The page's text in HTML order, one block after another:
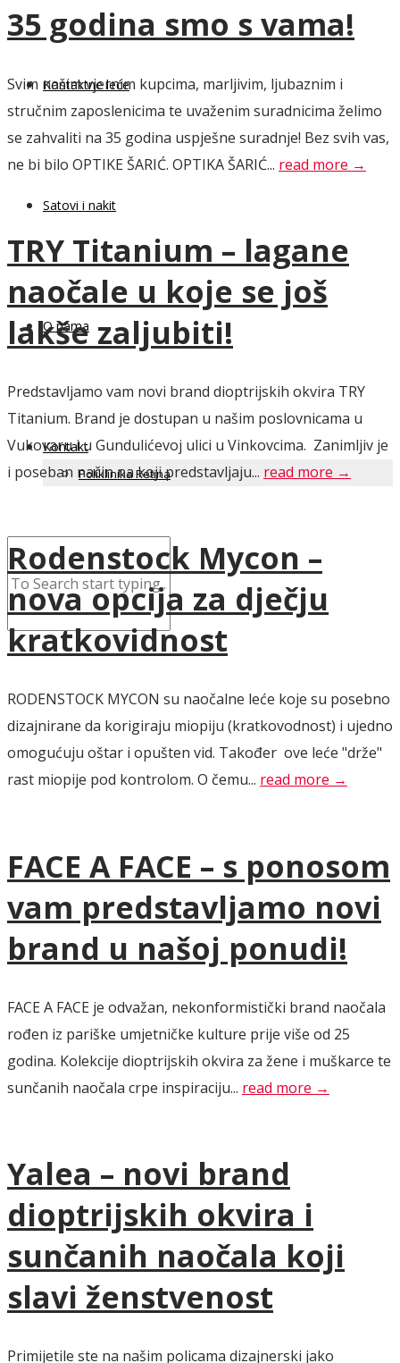
Kontaktne leće
Satovi i nakit
O nama
Kontakt
Poliklinika Retina
35 godina smo s vama!
Svim našim vjernim kupcima, marljivim, ljubaznim i
stručnim zaposlenicima te uvaženim suradnicima želimo
se zahvaliti na 35 godina uspješne suradnje! Bez svih vas,
ne bi bilo OPTIKE ŠARIĆ. OPTIKA ŠARIĆ... read more →
TRY Titanium – lagane
naočale u koje se još
lakše zaljubiti!
Predstavljamo vam novi brand dioptrijskih okvira TRY
Titanium. Brand je dostupan u našim poslovnicama u
Vukovaru i u Gundulićevoj ulici u Vinkovcima. Zanimljiv je
i poseban način na koji predstavljaju... read more →
Rodenstock Mycon –
nova opcija za dječju
kratkovidnost
RODENSTOCK MYCON su naočalne leće koje su posebno
dizajnirane da korigiraju miopiju (kratkovodnost) i ujedno
omogućuju oštar i opušten vid. Također ove leće "drže"
rast miopije pod kontrolom. O čemu... read more →
FACE A FACE – s ponosom
vam predstavljamo novi
brand u našoj ponudi!
FACE A FACE je odvažan, nekonformistički brand naočala
rođen iz pariške umjetničke kulture prije više od 25
godina. Kolekcije dioptrijskih okvira za žene i muškarce te
sunčanih naočala crpe inspiraciju... read more →
Yalea – novi brand
dioptrijskih okvira i
sunčanih naočala koji
slavi ženstvenost
Primijetile ste na našim policama dizajnerski jako